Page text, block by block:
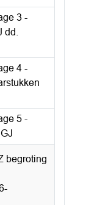
3 -
4 -
5 -
begroting